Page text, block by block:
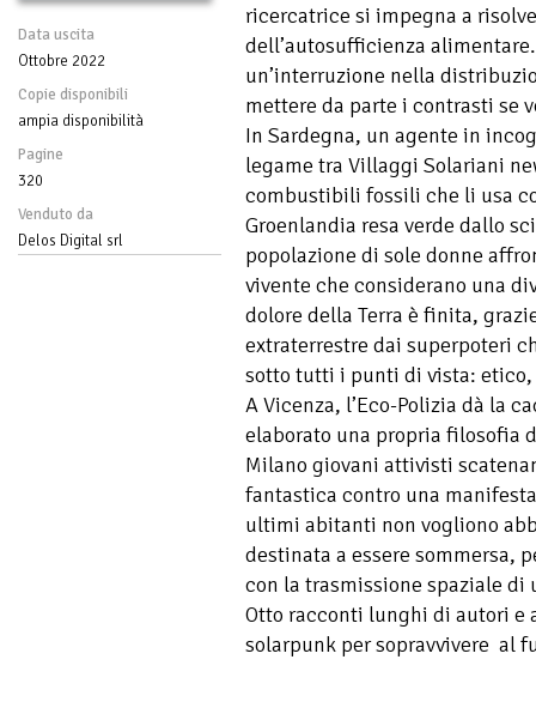
Data uscita
Ottobre 2022
Copie disponibili
ampia disponibilità
Pagine
320
Venduto da
Delos Digital srl
ricercatrice si impegna a
dell’autosufficienza
un’interruzione nella
mettere da parte i contrasti se
In Sardegna, un agente in
legame tra Villaggi Solariani
combustibili fossili che li usa
Groenlandia resa verde dallo
popolazione di sole donne
vivente che considerano una
dolore della Terra è finita,
extraterrestre dai superpoteri
sotto tutti i punti di vista:
A Vicenza, l’Eco-Polizia dà la
elaborato una propria filosofia
Milano giovani attivisti
fantastica contro una
ultimi abitanti non vogliono
destinata a essere sommersa,
con la trasmissione spaziale
Otto racconti lunghi di autori
solarpunk per sopravvivere al